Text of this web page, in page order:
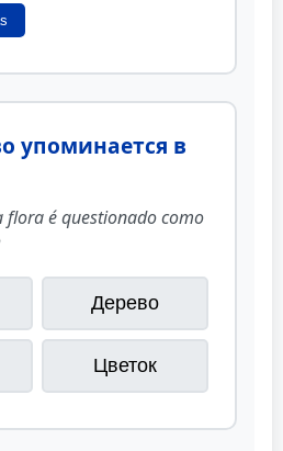
упоминается в
flora é questionado como
Дерево
Цветок